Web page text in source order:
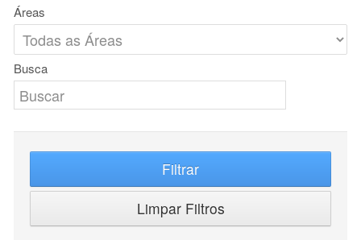
Áreas
Busca
Filtrar
Limpar Filtros